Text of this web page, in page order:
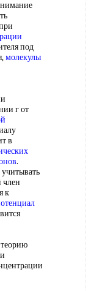
под
молекулы
г от
в
.
учитывать
член
к